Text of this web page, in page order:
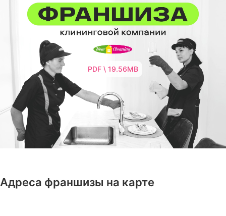
PDF \ 19.56MB
Адреса франшизы на карте